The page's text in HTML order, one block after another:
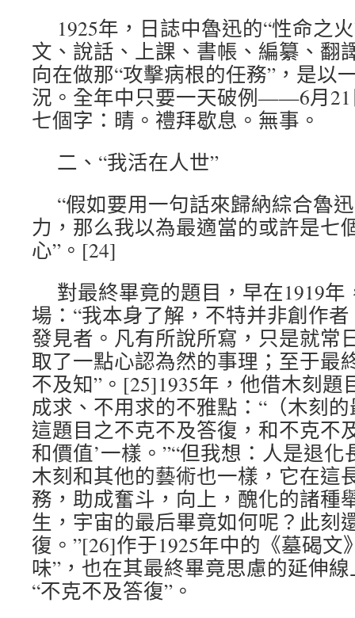
1925年，日誌中魯迅的“性命之
文、說話、上課、書帳、編纂、翻
向在做那“攻擊病根的任務”，是以
況。全年中只要一天破例——6月
七個字：晴。禮拜歇息。無事。
二、“我活在人世”
“假如要用一句話來歸納綜合魯
力，那么我以為最適當的或許是七
心”。[24]
對最終畢竟的題目，早在1919
場：“我本身了解，不特并非創作
發見者。凡有所說所寫，只是就常
取了一點心認為然的事理；至于最
不及知”。[25]1935年，他借木刻題
成求、不用求的不雅點：“（木刻
這題目之不克不及答復，和不克不
和價值’一樣。”“但我想：人是退
木刻和其他的藝術也一樣，它在這
務，助成奮斗，向上，醜化的諸種
生，宇宙的最后畢竟如何呢？此刻
復。”[26]作于1925年中的《墓碣文
味”，也在其最終畢竟思慮的延伸
“不克不及答復”。